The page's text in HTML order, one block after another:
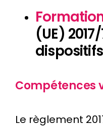
(UE)
Compétences
Le règlement